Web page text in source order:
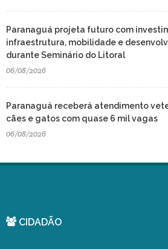
Paranaguá projeta futuro com
infraestrutura, mobilidade e
durante Seminário do Litoral
06/08/2026
Paranaguá receberá atendimento
cães e gatos com quase 6 mil vagas
06/08/2026
CIDADÃO